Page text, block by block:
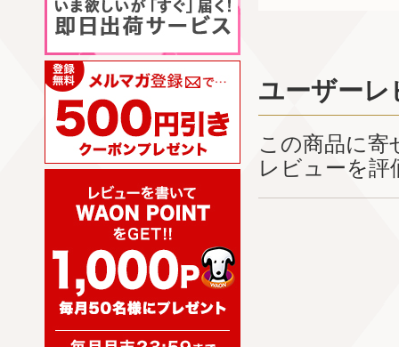
ユーザーレ
この商品に
レビューを評